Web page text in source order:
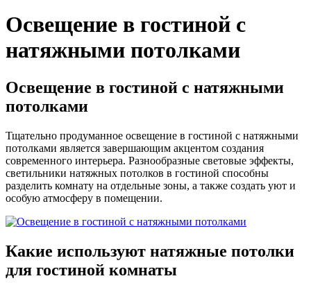
Освещение в гостиной с
натяжными потолками
Освещение в гостиной с натяжными
потолками
Тщательно продуманное освещение в гостиной с натяжными
потолками является завершающим акцентом создания
современного интерьера. Разнообразные световые эффекты,
светильники натяжных потолков в гостиной способны
разделить комнату на отдельные зоны, а также создать уют и
особую атмосферу в помещении.
Какие используют натяжные потолки
для гостиной комнаты